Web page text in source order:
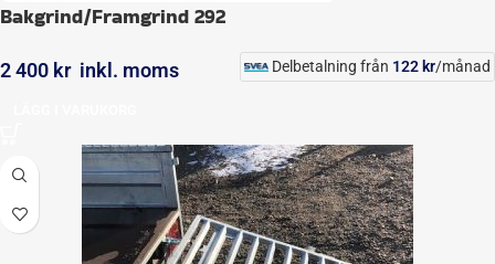
Bakgrind/Framgrind 292
2 400 kr inkl. moms Delbetalning från 122 kr/månad